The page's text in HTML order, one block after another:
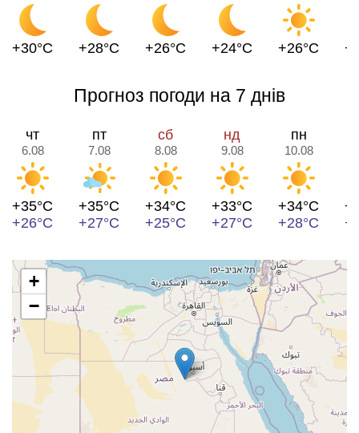
+30°C +28°C +26°C +24°C +26°C
Прогноз погоди на 7 днів
чт
6.08
+35°C
+26°C
пт
7.08
+35°C
+27°C
сб
8.08
+34°C
+25°C
нд
9.08
+33°C
+27°C
пн
10.08
+34°C
+28°C
+
−